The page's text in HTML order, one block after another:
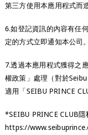
第三方使用本應用程式而
6.如登記資訊的內容有任
定的方式立即通知本公司。
7.透過本應用程式獲得之
權政策」處理（對於
適用「SEIBU PRINCE
*SEIBU PRINCE CLUB隱
https://